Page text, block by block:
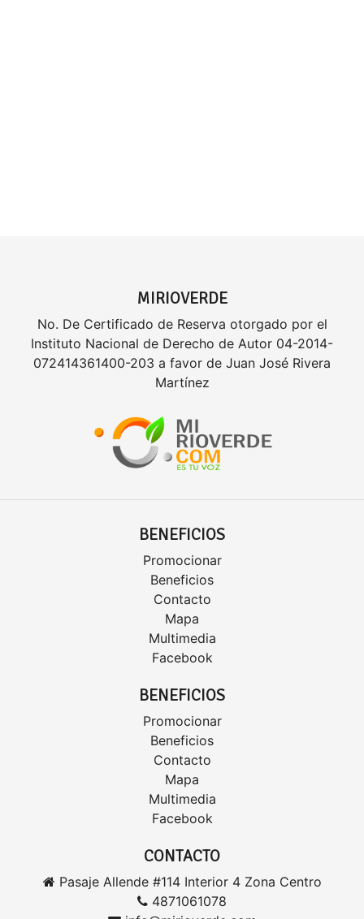
MIRIOVERDE
No. De Certificado de Reserva otorgado por el
Instituto Nacional de Derecho de Autor 04-2014-
072414361400-203 a favor de Juan José Rivera
Martínez
BENEFICIOS
Promocionar
Beneficios
Contacto
Mapa
Multimedia
Facebook
BENEFICIOS
Promocionar
Beneficios
Contacto
Mapa
Multimedia
Facebook
CONTACTO
Pasaje Allende #114 Interior 4 Zona Centro
4871061078